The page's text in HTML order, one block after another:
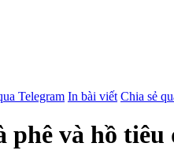
Telegram In bài viết Chia sẻ
phê và hồ